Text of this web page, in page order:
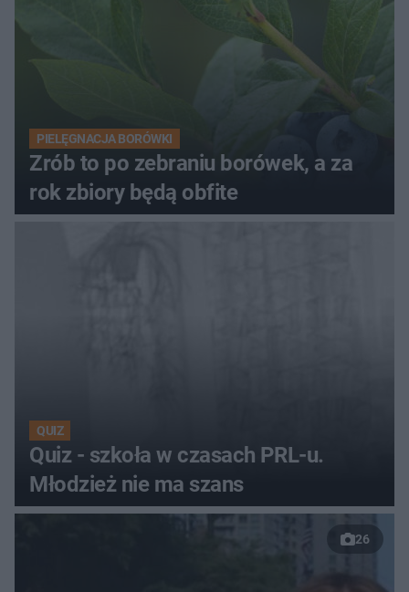
PIELĘGNACJA BORÓWKI
Zrób to po zebraniu borówek, a za
rok zbiory będą obfite
QUIZ
Quiz - szkoła w czasach PRL-u.
Młodzież nie ma szans
26